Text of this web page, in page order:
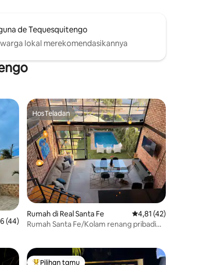
de Tequesquitengo
lokal merekomendasikannya
rata 4,86 dari 5, 44 ulasan
(44)
HosTeladan
HosTeladan
Rumah di Real Santa Fe Nilai rata-rata 4,81
4,81 (42)
Rumah Santa Fe/Kolam renang pribadi
Pilihan tamu